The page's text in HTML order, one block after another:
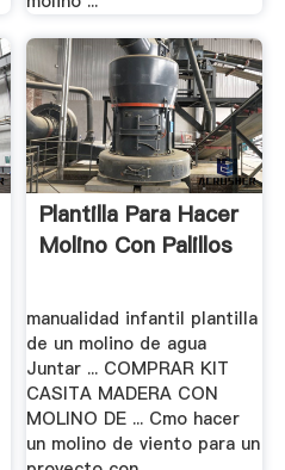
Plantilla Para Hacer
Molino Con Palillos
manualidad infantil plantilla
de un molino de agua
Juntar ... COMPRAR KIT
CASITA MADERA CON
MOLINO DE ... Cmo hacer
un molino de viento para un